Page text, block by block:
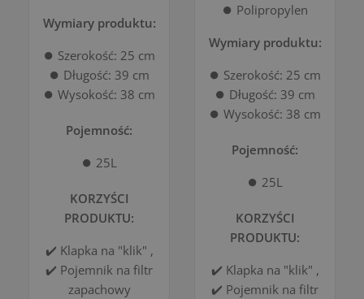
Wymiary produktu:
⏺️ Szerokość: 25 cm
⏺️ Długość: 39 cm
⏺️ Wysokość: 38 cm
Pojemność:
⏺️ 25L
KORZYŚCI
PRODUKTU:
✔️ Klapka na "klik" ,
✔️ Pojemnik na filtr
zapachowy
⏺️ Polipropylen
Wymiary produktu:
⏺️ Szerokość: 25 cm
⏺️ Długość: 39 cm
⏺️ Wysokość: 38 cm
Pojemność:
⏺️ 25L
KORZYŚCI
PRODUKTU:
✔️ Klapka na "klik" ,
✔️ Pojemnik na filtr